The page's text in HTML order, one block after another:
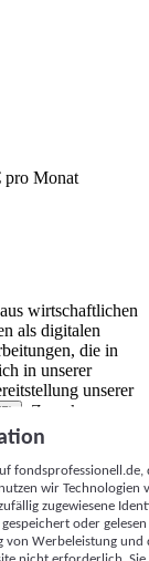
pro Monat
wirtschaftlichen
als digitalen
die in
in unserer
unserer
. Zwecke:
Werbeleistung
(z. B. login-
mit anderen
usw.) auf
wir Technologien
zugewiesene
oder
von Werbeleistung